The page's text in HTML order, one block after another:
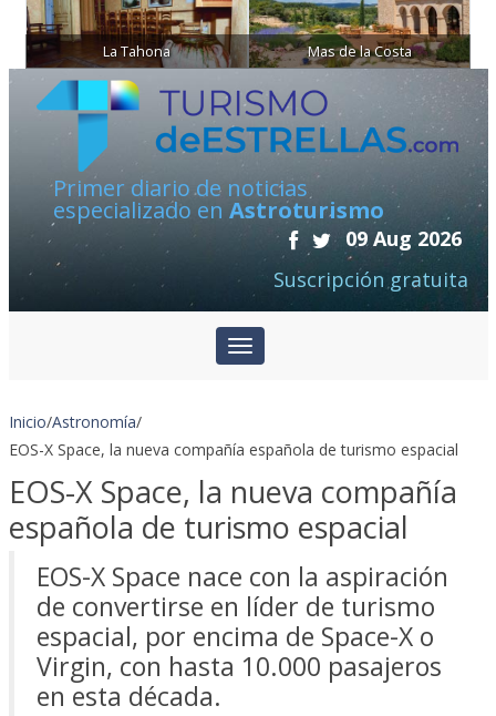
La Tahona Mas de la Costa
Primer diario de noticias
especializado en Astroturismo
09 Aug 2026
Suscripción gratuita
Inicio/Astronomía/
EOS-X Space, la nueva compañía española de turismo espacial
EOS-X Space, la nueva compañía
española de turismo espacial
EOS-X Space nace con la aspiración
de convertirse en líder de turismo
espacial, por encima de Space-X o
Virgin, con hasta 10.000 pasajeros
en esta década.